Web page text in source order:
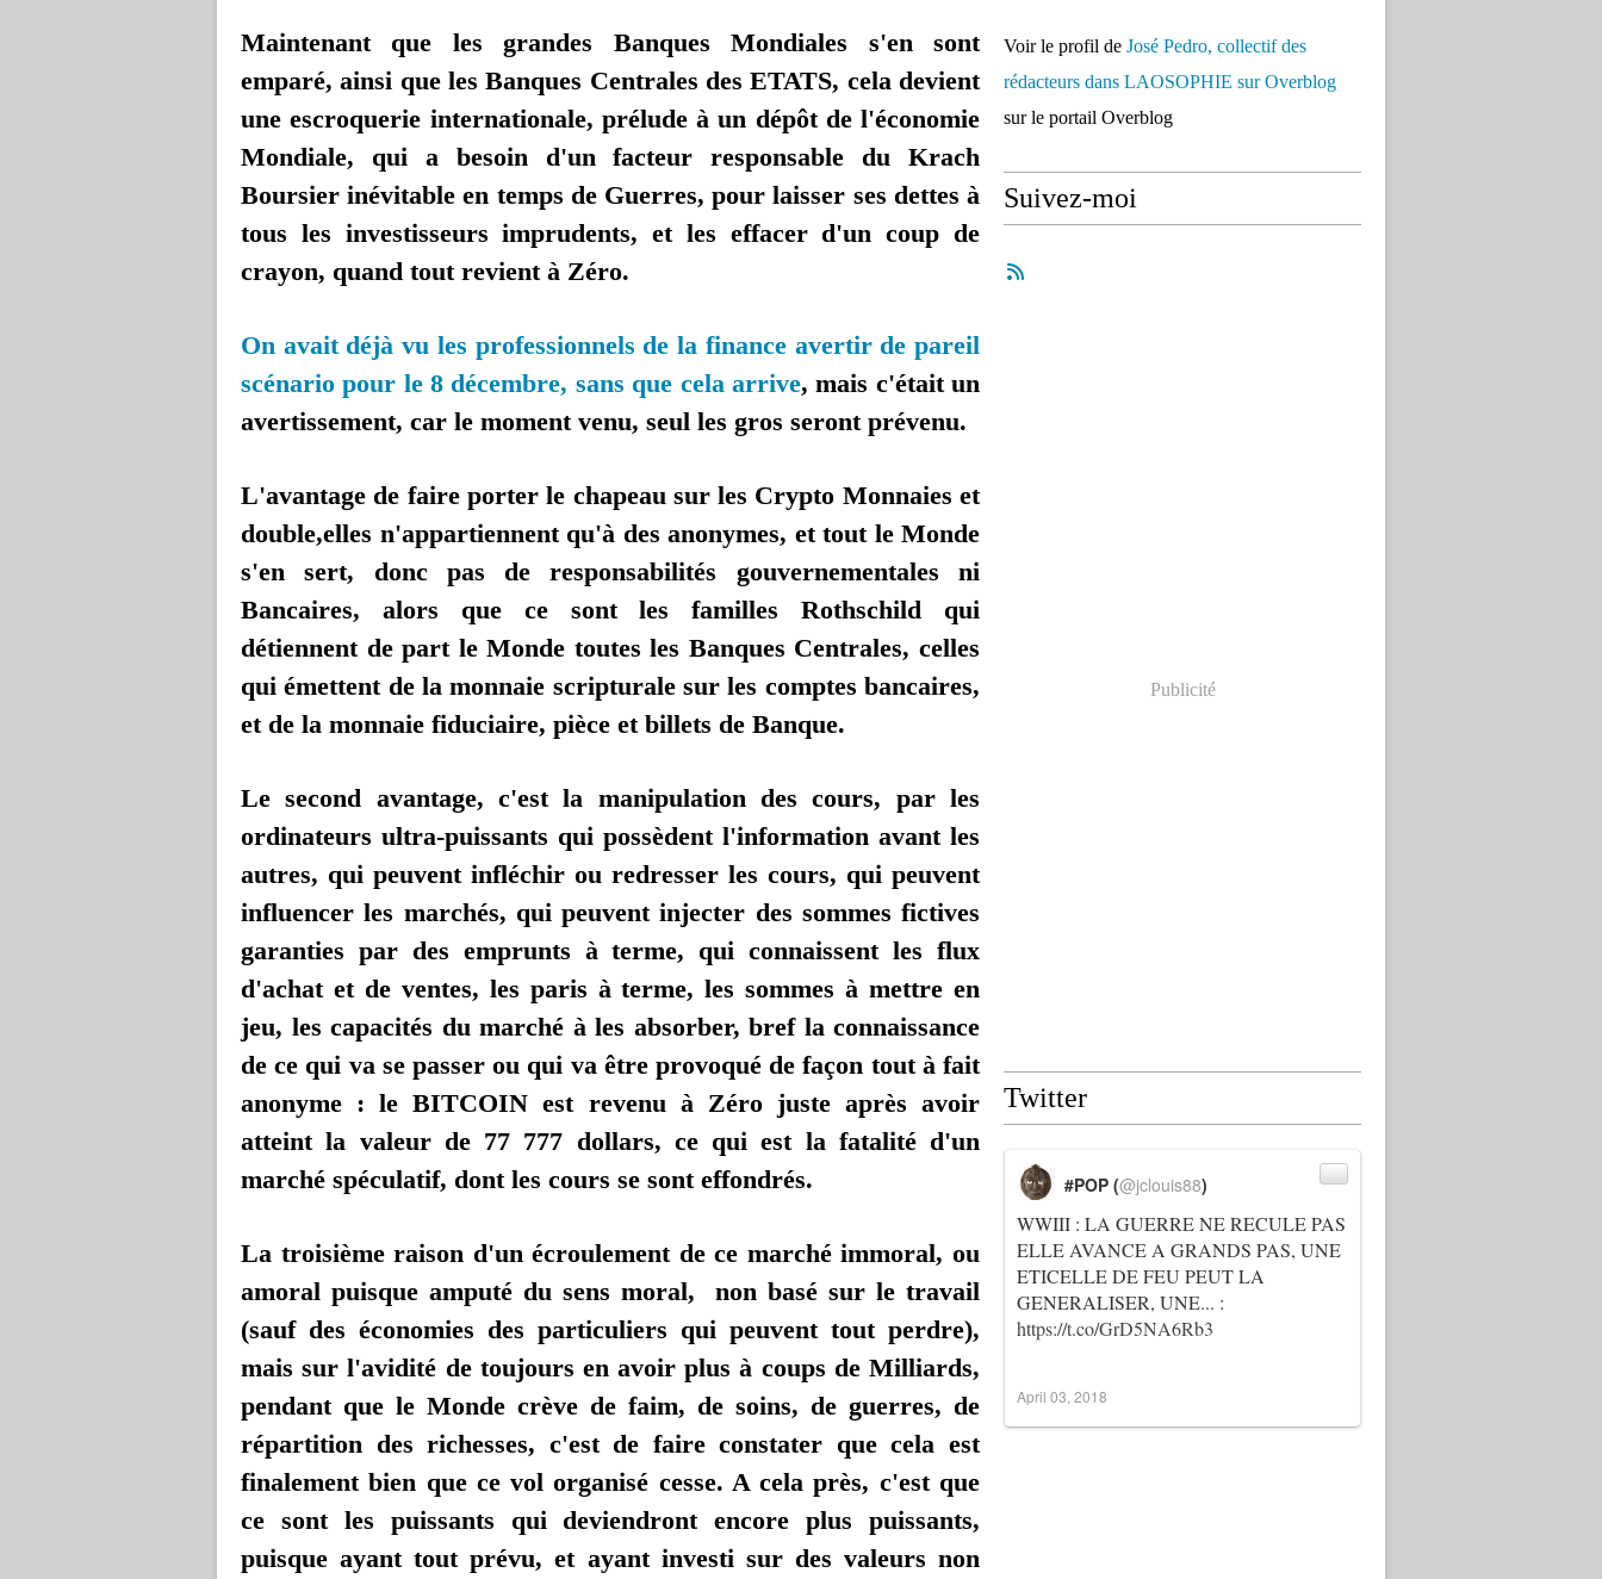
Maintenant que les grandes Banques Mondiales s'en sont
emparé, ainsi que les Banques Centrales des ETATS, cela devient
une escroquerie internationale, prélude à un dépôt de l'économie
Mondiale, qui a besoin d'un facteur responsable du Krach
Boursier inévitable en temps de Guerres, pour laisser ses dettes à
tous les investisseurs imprudents, et les effacer d'un coup de
crayon, quand tout revient à Zéro.
On avait déjà vu les professionnels de la finance avertir de pareil
scénario pour le 8 décembre, sans que cela arrive, mais c'était un
avertissement, car le moment venu, seul les gros seront prévenu.
L'avantage de faire porter le chapeau sur les Crypto Monnaies et
double,elles n'appartiennent qu'à des anonymes, et tout le Monde
s'en sert, donc pas de responsabilités gouvernementales ni
Bancaires, alors que ce sont les familles Rothschild qui
détiennent de part le Monde toutes les Banques Centrales, celles
qui émettent de la monnaie scripturale sur les comptes bancaires,
et de la monnaie fiduciaire, pièce et billets de Banque.
Le second avantage, c'est la manipulation des cours, par les
ordinateurs ultra-puissants qui possèdent l'information avant les
autres, qui peuvent infléchir ou redresser les cours, qui peuvent
influencer les marchés, qui peuvent injecter des sommes fictives
garanties par des emprunts à terme, qui connaissent les flux
d'achat et de ventes, les paris à terme, les sommes à mettre en
jeu, les capacités du marché à les absorber, bref la connaissance
de ce qui va se passer ou qui va être provoqué de façon tout à fait
anonyme : le BITCOIN est revenu à Zéro juste après avoir
atteint la valeur de 77 777 dollars, ce qui est la fatalité d'un
marché spéculatif, dont les cours se sont effondrés.
La troisième raison d'un écroulement de ce marché immoral, ou
amoral puisque amputé du sens moral, non basé sur le travail
(sauf des économies des particuliers qui peuvent tout perdre),
mais sur l'avidité de toujours en avoir plus à coups de Milliards,
pendant que le Monde crève de faim, de soins, de guerres, de
répartition des richesses, c'est de faire constater que cela est
finalement bien que ce vol organisé cesse. A cela près, c'est que
ce sont les puissants qui deviendront encore plus puissants,
puisque ayant tout prévu, et ayant investi sur des valeurs non
Voir le profil de José Pedro, collectif des
rédacteurs dans LAOSOPHIE sur Overblog
sur le portail Overblog
Suivez-moi
Publicité
Twitter
WWIII : LA GUERRE NE RECULE PAS
ELLE AVANCE A GRANDS PAS, UNE
ETICELLE DE FEU PEUT LA
GENERALISER, UNE... :
https://t.co/GrD5NA6Rb3
#POP (@jclouis88)
April 03, 2018